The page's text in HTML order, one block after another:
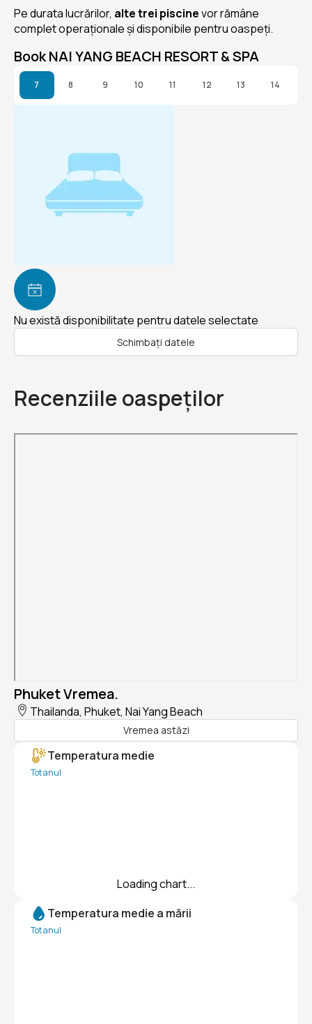
Pe durata lucrărilor, alte trei piscinevor rămâne
complet operaționale și disponibile pentru oaspeți.
Book NAI YANG BEACH RESORT & SPA
7 8 9 10 11 12 13 14
Nu există disponibilitate pentru datele selectate
Schimbați datele
Recenziile oaspeților
Phuket Vremea.
Thailanda, Phuket, Nai Yang Beach
Vremea astăzi
Temperatura medie
Tot anul
Loading chart...
Temperatura medie a mării
Tot anul